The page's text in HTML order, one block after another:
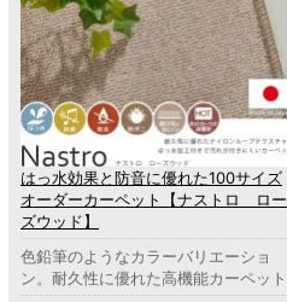
はっ水効果と防音に優れた100サイズ
オーダーカーペット【ナストロ ロー
ズウッド】
色鉛筆のようなカラーバリエーショ
ン。耐久性に優れた高機能カーペット